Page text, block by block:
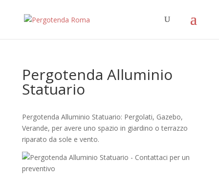
Pergotenda Alluminio
Statuario
Pergotenda Alluminio Statuario: Pergolati, Gazebo,
Verande, per avere uno spazio in giardino o terrazzo
riparato da sole e vento.